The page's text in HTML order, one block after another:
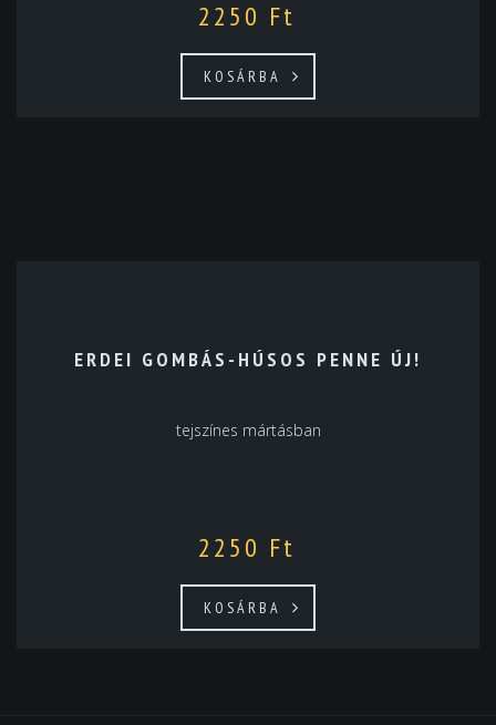
2250 Ft
KOSÁRBA
ERDEI GOMBÁS-HÚSOS PENNE ÚJ!
tejszínes mártásban
2250 Ft
KOSÁRBA